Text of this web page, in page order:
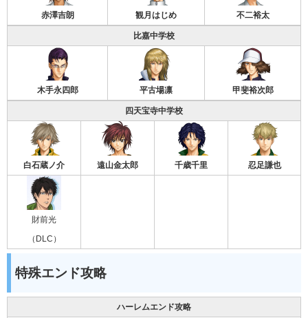
赤澤吉朗 観月はじめ 不二裕太
比嘉中学校
木手永四郎 平古場凛 甲斐裕次郎
四天宝寺中学校
白石蔵ノ介 遠山金太郎 千歳千里 忍足謙也
財前光
（DLC）
特殊エンド攻略
ハーレムエンド攻略